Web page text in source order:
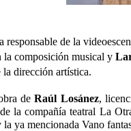
responsable de la
la composición musical y
la dirección artística.
deRaúl Losánez,
la compañía teatral La
la ya mencionada Vano